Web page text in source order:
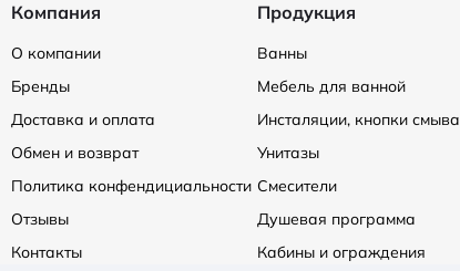
Компания
О компании
Бренды
Доставка и оплата
Обмен и возврат
Политика конфендициальности
Отзывы
Контакты
Продукция
Ванны
Мебель для ванной
Инсталяции, кнопки смыва
Унитазы
Смесители
Душевая программа
Кабины и ограждения